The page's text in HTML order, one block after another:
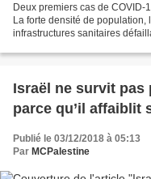
Deux premiers cas de COVID-
La forte densité de population,
infrastructures sanitaires
Israël ne survit pas
parce qu’il affaiblit
Publié le 03/12/2018 à 05:13
Par MCPalestine